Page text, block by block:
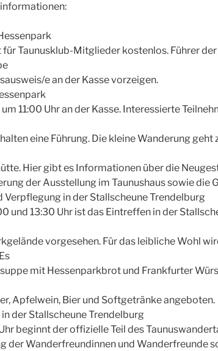
für Taunusklub-Mitglieder kostenlos. Führer der
e an der Kasse vorzeigen.
11:00 Uhr an der Kasse. Interessierte
eine Führung. Die kleine Wanderung geht
Hier gibt es Informationen über die
der Ausstellung im Taunushaus sowie die
Verpflegung in der Stallscheune Trendelburg
und 13:30 Uhr ist das Eintreffen in der
vorgesehen. Für das leibliche Wohl
mit Hessenparkbrot und Frankfurter
Apfelwein, Bier und Softgetränke angeboten.
der Stallscheune Trendelburg
beginnt der offizielle Teil des
der Wanderfreundinnen und Wanderfreunde